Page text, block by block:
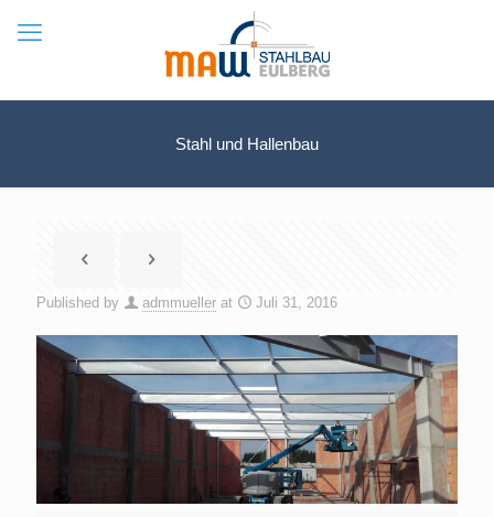
Stahl und Hallenbau
Published by admmueller at Juli 31, 2016